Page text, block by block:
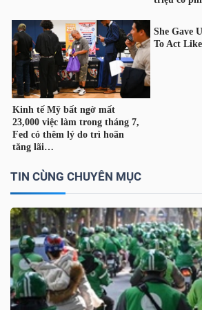
TIN CÙNG CHUYÊN MỤC
Dữ
liệu
tài
chính